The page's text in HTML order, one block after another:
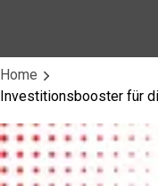
Home
Investitionsbooster für